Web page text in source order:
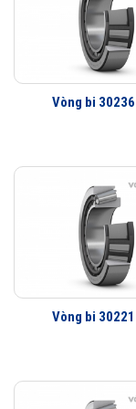
ta nên đặc biệt chú
Vòng bi côn
Vòng bi côn hai
hướng trục kết hợp
Hiệu suất của vòng
côn hai dãy đơn
(loại TDO), vòng bi
đặt nhỏ hơn nhưng
dụng làm vòng bi
vị ổ trục, bộ giảm
lỗ vỏ không được
nghiêng vi mô (2 ')
dưới tải trọng
Vòng bi
Vòng bi